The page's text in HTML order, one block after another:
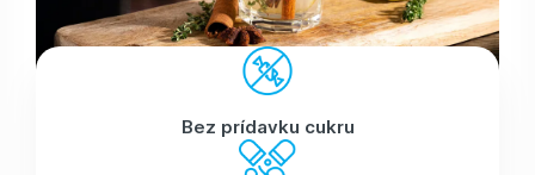
Bez prídavku cukru